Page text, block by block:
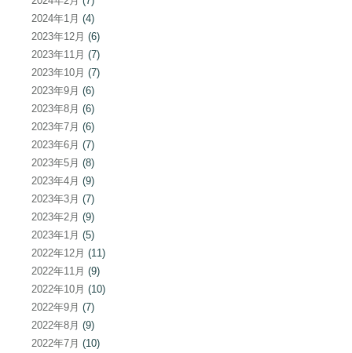
2024年1月 (4)
2023年12月 (6)
2023年11月 (7)
2023年10月 (7)
2023年9月 (6)
2023年8月 (6)
2023年7月 (6)
2023年6月 (7)
2023年5月 (8)
2023年4月 (9)
2023年3月 (7)
2023年2月 (9)
2023年1月 (5)
2022年12月 (11)
2022年11月 (9)
2022年10月 (10)
2022年9月 (7)
2022年8月 (9)
2022年7月 (10)